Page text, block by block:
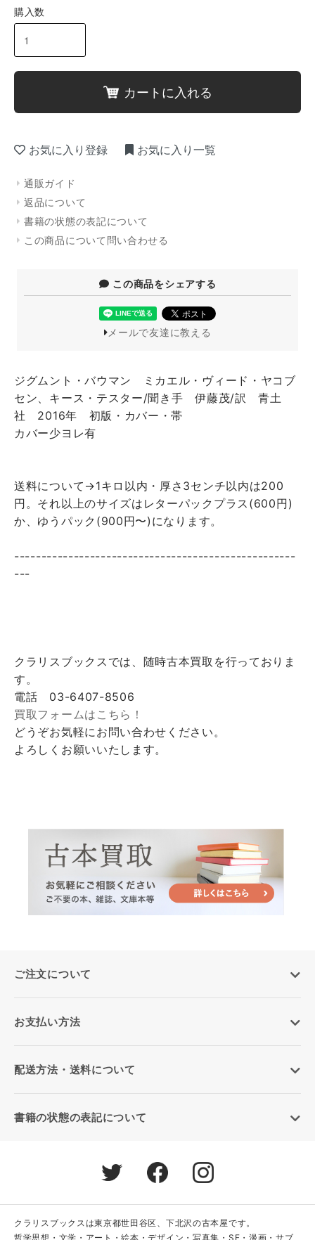
購入数
カートに入れる
お気に入り登録 お気に入り一覧
通販ガイド
返品について
書籍の状態の表記について
この商品について問い合わせる
この商品をシェアする
メールで友達に教える
ジグムント・バウマン ミカエル・ヴィード・ヤコブ
セン、キース・テスター/聞き手 伊藤茂/訳 青土
社 2016年 初版・カバー・帯
カバー少ヨレ有
送料について→1キロ以内・厚さ3センチ以内は200
円。それ以上のサイズはレターパックプラス(600円)
か、ゆうパック(900円〜)になります。
----------------------------------------------------
---
クラリスブックスでは、随時古本買取を行っておりま
す。
電話 03-6407-8506
買取フォームはこちら！
どうぞお気軽にお問い合わせください。
よろしくお願いいたします。
ご注文について
お支払い方法
配送方法・送料について
書籍の状態の表記について
クラリスブックスは東京都世田谷区、下北沢の古本屋です。
哲学思想・文学・アート・絵本・デザイン・写真集・SF・漫画・サブ